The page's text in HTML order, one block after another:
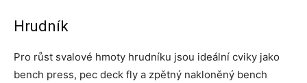
Hrudník
Pro růst svalové hmoty hrudníku jsou ideální cviky jako
bench press, pec deck fly a zpětný nakloněný bench